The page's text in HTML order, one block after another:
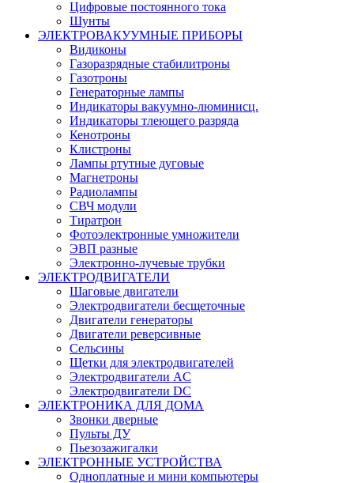
Цифровые постоянного тока
Шунты
ЭЛЕКТРОВАКУУМНЫЕ ПРИБОРЫ
Видиконы
Газоразрядные стабилитроны
Газотроны
Генераторные лампы
Индикаторы вакуумно-люминисц.
Индикаторы тлеющего разряда
Кенотроны
Клистроны
Лампы ртутные дуговые
Магнетроны
Радиолампы
СВЧ модули
Тиратрон
Фотоэлектронные умножители
ЭВП разные
Электронно-лучевые трубки
ЭЛЕКТРОДВИГАТЕЛИ
Шаговые двигатели
Электродвигатели бесщеточные
Двигатели генераторы
Двигатели реверсивные
Сельсины
Щетки для электродвигателей
Электродвигатели AC
Электродвигатели DC
ЭЛЕКТРОНИКА ДЛЯ ДОМА
Звонки дверные
Пульты ДУ
Пьезозажигалки
ЭЛЕКТРОННЫЕ УСТРОЙСТВА
Одноплатные и мини компьютеры